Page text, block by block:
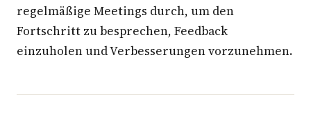
regelmäßige Meetings durch, um den
Fortschritt zu besprechen, Feedback
einzuholen und Verbesserungen vorzunehmen.